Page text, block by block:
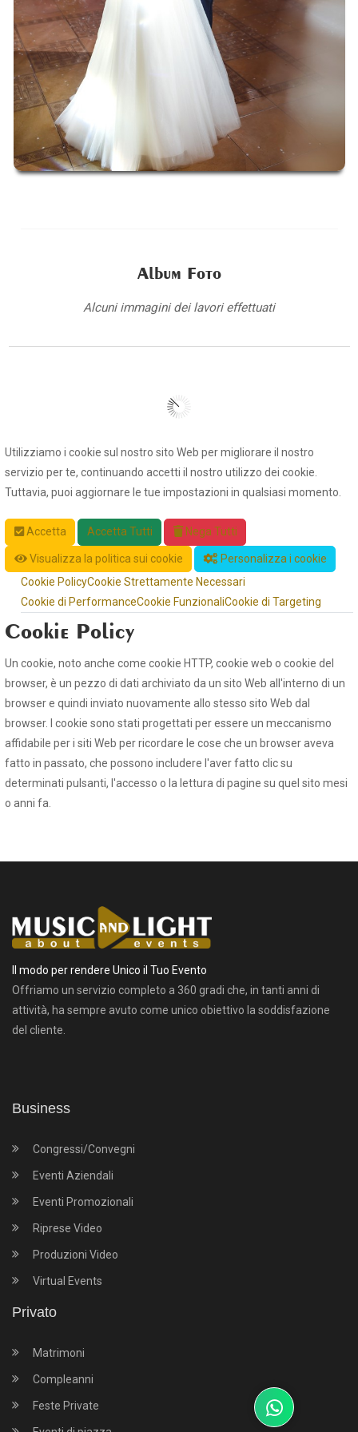
Album Foto
Alcuni immagini dei lavori effettuati
Utilizziamo i cookie sul nostro sito Web per migliorare il nostro
servizio per te, continuando accetti il nostro utilizzo dei cookie.
Tuttavia, puoi aggiornare le tue impostazioni in qualsiasi momento.
Accetta Accetta Tutti Nega Tutti
Visualizza la politica sui cookie
Personalizza i cookie
Cookie PolicyCookie Strettamente Necessari
Cookie di PerformanceCookie FunzionaliCookie di Targeting
Cookie Policy
Un cookie, noto anche come cookie HTTP, cookie web o cookie del
browser, è un pezzo di dati archiviato da un sito Web all'interno di un
browser e quindi inviato nuovamente allo stesso sito Web dal
browser. I cookie sono stati progettati per essere un meccanismo
affidabile per i siti Web per ricordare le cose che un browser aveva
fatto in passato, che possono includere l'aver fatto clic su
determinati pulsanti, l'accesso o la lettura di pagine su quel sito mesi
o anni fa.
Il modo per rendere Unico il Tuo Evento
Offriamo un servizio completo a 360 gradi che, in tanti anni di
attività, ha sempre avuto come unico obiettivo la soddisfazione
del cliente.
Business
Congressi/Convegni
Eventi Aziendali
Eventi Promozionali
Riprese Video
Produzioni Video
Virtual Events
Privato
Matrimoni
Compleanni
Feste Private